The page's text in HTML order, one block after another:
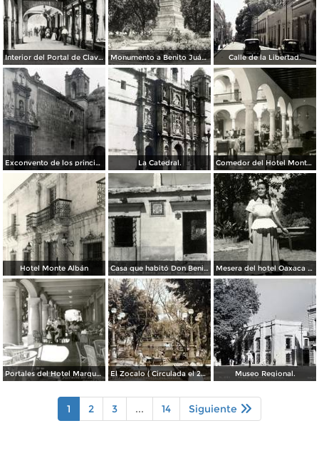
Interior del Portal de Clavería Monumento a Benito Juárez Calle de la Libertad.
Exconvento de los principes. La Catedral. Comedor del Hotel Monte Albán
Hotel Monte Albán Casa que habitó Don Benito Juárez Mesera del hotel Oaxaca Courts vistiendo traje típico
Portales del Hotel Marqués del Valle El Zocalo ( Circulada el 23 de Julio de 1953 ). Museo Regional.
1 2 3 ... 14 Siguiente